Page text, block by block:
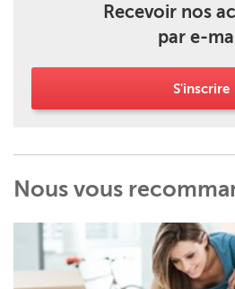
Recevoir nos
par e-
S'inscrire
Nous vous